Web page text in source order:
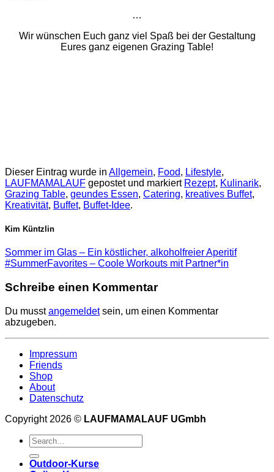
…
Wir wünschen Euch ganz viel Spaß bei der Gestaltung
Eures ganz eigenen Grazing Table!
Dieser Eintrag wurde in Allgemein, Food, Lifestyle,
LAUFMAMALAUF gepostet und markiert Rezept, Kulinarik,
Grazing Table, geundes Essen, Catering, kreatives Buffet,
Kreativität, Buffet, Buffet-Idee.
Kim Küntzlin
Sommer im Glas – Ein köstlicher, alkoholfreier Aperitif
#SummerFavorites – Coole Workouts mit Partner*in
Schreibe einen Kommentar
Du musstangemeldetsein, um einen Kommentar
abzugeben.
Impressum
Friends
Shop
About
Datenschutz
Copyright 2026 © LAUFMAMALAUF UGmbh
Outdoor-Kurse